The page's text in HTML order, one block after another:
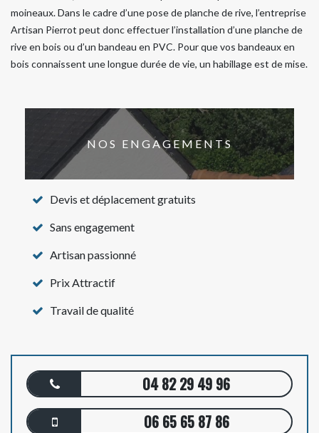
moineaux. Dans le cadre d’une pose de planche de rive, l’entreprise
Artisan Pierrot peut donc effectuer l’installation d’une planche de
rive en bois ou d’un bandeau en PVC. Pour que vos bandeaux en
bois connaissent une longue durée de vie, un habillage est de mise.
NOS ENGAGEMENTS
Devis et déplacement gratuits
Sans engagement
Artisan passionné
Prix Attractif
Travail de qualité
04 82 29 49 96
06 65 65 87 86